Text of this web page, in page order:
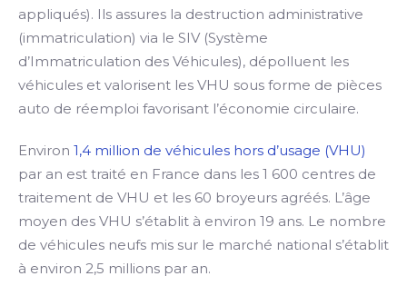
appliqués). Ils assures la destruction administrative
(immatriculation) via le SIV (Système
d’Immatriculation des Véhicules), dépolluent les
véhicules et valorisent les VHU sous forme de pièces
auto de réemploi favorisant l’économie circulaire.
Environ 1,4 million de véhicules hors d’usage (VHU)
par an est traité en France dans les 1 600 centres de
traitement de VHU et les 60 broyeurs agréés. L’âge
moyen des VHU s’établit à environ 19 ans. Le nombre
de véhicules neufs mis sur le marché national s’établit
à environ 2,5 millions par an.